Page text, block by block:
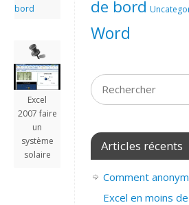
bord
Excel
2007 faire
un
système
solaire
de bord
Word
Articles récents
Comment
Excel en moins